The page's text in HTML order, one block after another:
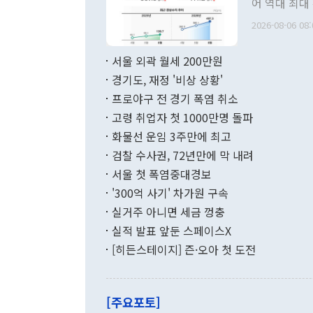
관의 무리한
다. [정동영 통일부 장관이 지난달 23일 오후 서울 종로구 정부서울청사에
무너졌다고
함께 4자 대
"우리의 선
관은 업무
료=한국은행] 한국은행이 6일 발표한 '2026년 6월 국제수지(잠정)'
며 월간 기
196.9% 급
수출은
기록했지만
로 전환됐다.
는 배당수입
2026-08-06
서울 외곽 월세 200만원
경기도, 재정 '비상 상황'
프로야구 전 경기 폭염 취소
고령 취업자 첫 1000만명 돌파
화물선 운임 3주만에 최고
검찰 수사권, 72년만에 막 내려
서울 첫 폭염중대경보
'300억 사기' 차가원 구속
실거주 아니면 세금 껑충
실적 발표 앞둔 스페이스X
[히든스테이지] 즌·오아 첫 도전
[주요포토]